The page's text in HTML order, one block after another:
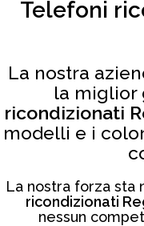
Telefoni
La nostra
la miglior
ricondizionati
modelli e i
La nostra forza sta
ricondizionati
nessun